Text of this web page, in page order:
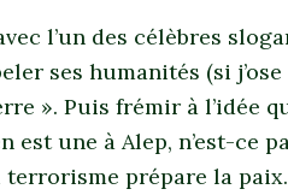
l’un des célèbres
ses humanités (si
». Puis frémir à l’idée
est une à Alep, n’est-ce
prépare la